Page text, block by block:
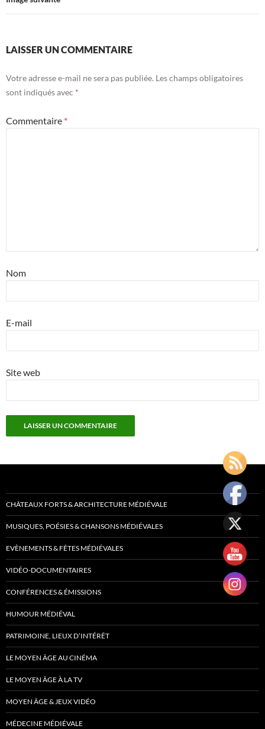
LAISSER UN COMMENTAIRE
Votre adresse e-mail ne sera pas publiée. Les champs obligatoires
sont indiqués avec *
Commentaire *
Nom
E-mail
Site web
CHÂTEAUX FORTS & ARCHITECTURE MÉDIÉVALE
MUSIQUES, POÉSIES & CHANSONS MÉDIÉVALES
EVÈNEMENTS & FÊTES MÉDIÉVALES
VIDÉO-DOCUMENTAIRES
CONFÉRENCES & ÉMISSIONS
HUMOUR MÉDIÉVAL
PATRIMOINE, LIEUX D’INTÉRÊT
LE MOYEN ÂGE AU CINÉMA
LE MOYEN ÂGE À LA TV
MOYEN ÂGE & JEUX VIDÉO
MÉDECINE MÉDIÉVALE